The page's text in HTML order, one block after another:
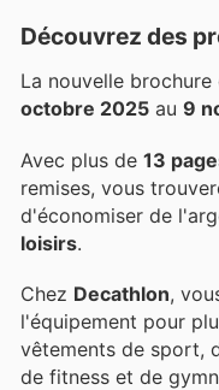
Découvrez des
La nouvelle brochure
octobre 2025 au 9
Avec plus de 13
remises, vous
d'économiser de
loisirs.
Chez Decathlon,
l'équipement pour
vêtements de sport,
de fitness et de